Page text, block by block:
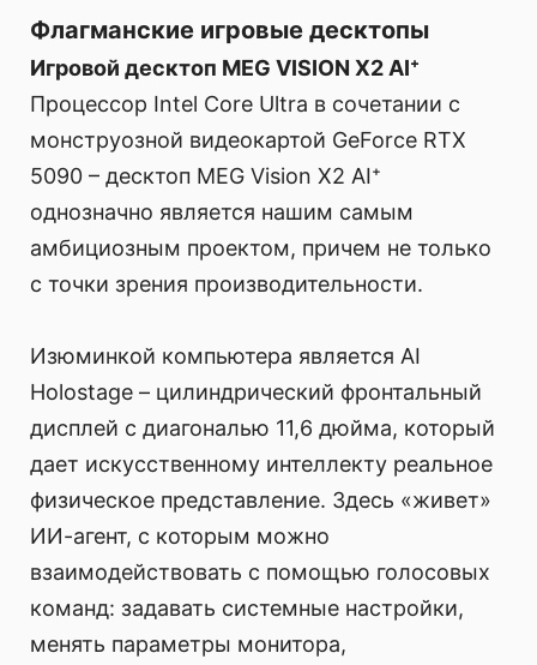
Флагманские игровые десктопы
Игровой десктоп MEG VISION X2 AI⁺
Процессор Intel Core Ultra в сочетании с
монструозной видеокартой GeForce RTX
5090 – десктоп MEG Vision X2 AI⁺
однозначно является нашим самым
амбициозным проектом, причем не только
с точки зрения производительности.
Изюминкой компьютера является AI
Holostage – цилиндрический фронтальный
дисплей с диагональю 11,6 дюйма, который
дает искусственному интеллекту реальное
физическое представление. Здесь «живет»
ИИ-агент, с которым можно
взаимодействовать с помощью голосовых
команд: задавать системные настройки,
менять параметры монитора,